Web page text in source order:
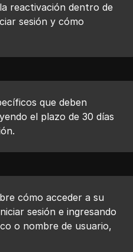
reactivación dentro de
sesión y cómo
que deben
el plazo de 30 días
cómo acceder a su
sesión e ingresando
o nombre de usuario,